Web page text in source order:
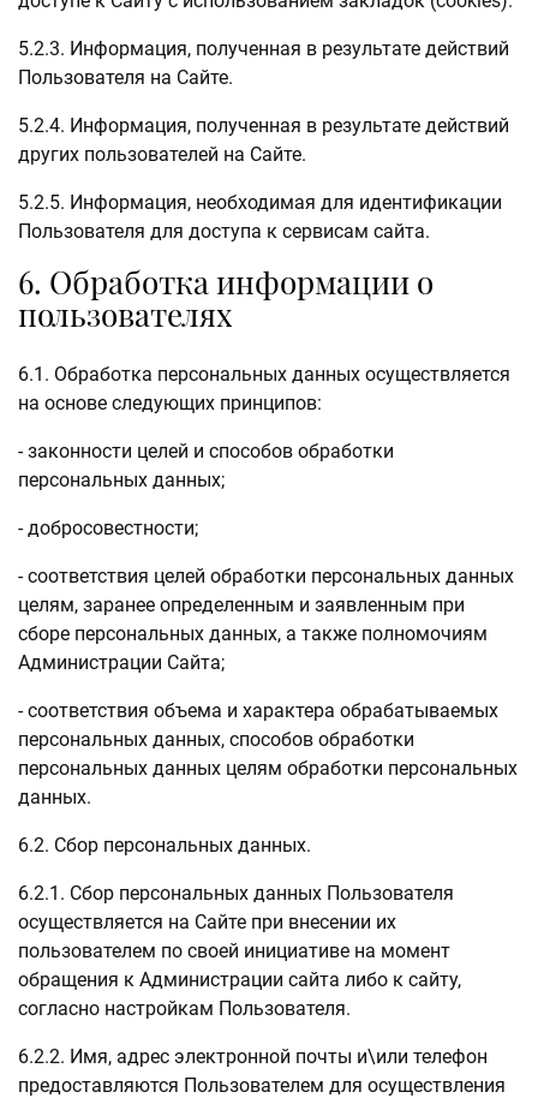
5.2.3. Информация, полученная в результате действий
Пользователя на Сайте.
5.2.4. Информация, полученная в результате действий
других пользователей на Сайте.
5.2.5. Информация, необходимая для идентификации
Пользователя для доступа к сервисам сайта.
6. Обработка информации о
пользователях
6.1. Обработка персональных данных осуществляется
на основе следующих принципов:
- законности целей и способов обработки
персональных данных;
- добросовестности;
- соответствия целей обработки персональных данных
целям, заранее определенным и заявленным при
сборе персональных данных, а также полномочиям
Администрации Сайта;
- соответствия объема и характера обрабатываемых
персональных данных, способов обработки
персональных данных целям обработки персональных
данных.
6.2. Сбор персональных данных.
6.2.1. Сбор персональных данных Пользователя
осуществляется на Сайте при внесении их
пользователем по своей инициативе на момент
обращения к Администрации сайта либо к сайту,
согласно настройкам Пользователя.
6.2.2. Имя, адрес электронной почты и\или телефон
предоставляются Пользователем для осуществления